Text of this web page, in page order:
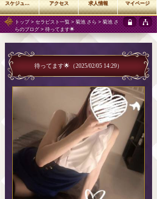
トップ> セラピスト一覧 >菊池 さら >菊池 さ
らのブログ> 待ってます🌟
待ってます🌟 （2025/02/05 14:29）
スケジュール アクセス 求人情報 マイページ